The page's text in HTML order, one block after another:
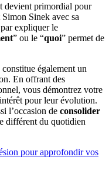
devient primordial pour
Sinek avec sa
expliquer le
” ou le “quoi” permet de
constitue également un
En offrant des
vous démontrez votre
pour leur évolution.
l’occasion de consolider
différent du quotidien
pour approfondir vos